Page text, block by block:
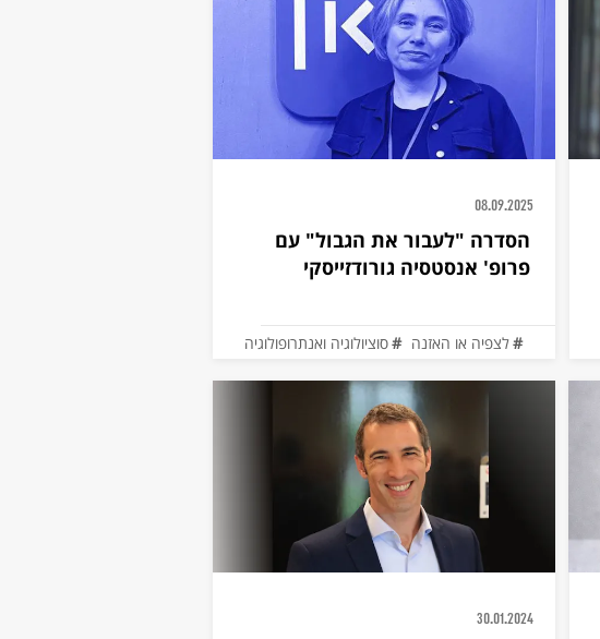
08.09.2025
הסדרה "לעבור את הגבול" עם
פרופ' אנסטסיה גורודזייסקי
לצפיה או האזנה סוציולוגיה ואנתרופולוגיה
30.01.2024